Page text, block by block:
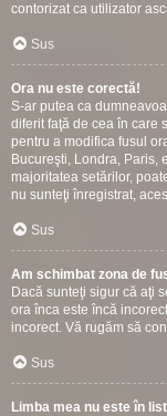
contorizat ca utilizator
Sus
Ora nu este corectă!
S-ar putea ca
diferit faţă de cea în care
pentru a modifica fusul
Bucureşti, Londra, Paris,
majoritatea setărilor,
nu sunteţi înregistrat,
Sus
Am schimbat zona de
Dacă sunteţi sigur că aţi
ora înca este încă
incorect. Vă rugăm să
Sus
Limba mea nu este în